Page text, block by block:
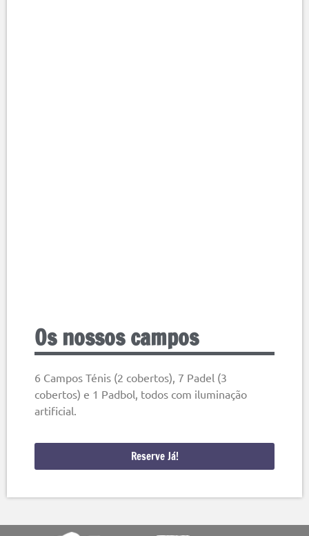
Os nossos campos
6 Campos Ténis (2 cobertos), 7 Padel (3
cobertos) e 1 Padbol, todos com iluminação
artificial.
Reserve Já!